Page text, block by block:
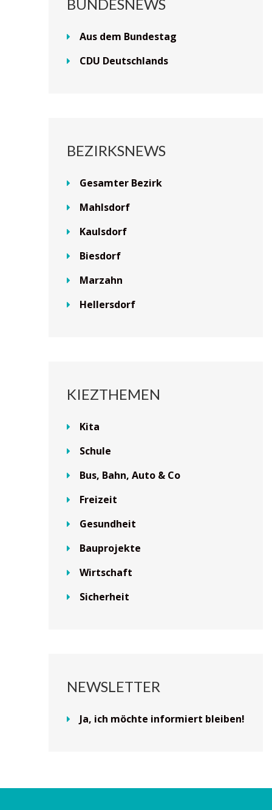
BUNDESNEWS
Aus dem Bundestag
CDU Deutschlands
BEZIRKSNEWS
Gesamter Bezirk
Mahlsdorf
Kaulsdorf
Biesdorf
Marzahn
Hellersdorf
KIEZTHEMEN
Kita
Schule
Bus, Bahn, Auto & Co
Freizeit
Gesundheit
Bauprojekte
Wirtschaft
Sicherheit
NEWSLETTER
Ja, ich möchte informiert bleiben!